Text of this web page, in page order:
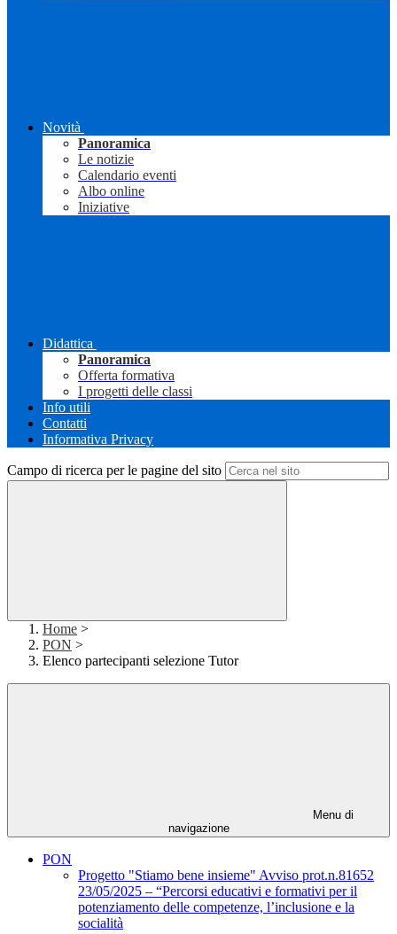
Novità
Panoramica
Le notizie
Calendario eventi
Albo online
Iniziative
Didattica
Panoramica
Offerta formativa
I progetti delle classi
Info utili
Contatti
Informativa Privacy
Campo di ricerca per le pagine del sito
Home >
PON >
Elenco partecipanti selezione Tutor
Menu di
navigazione
PON
Progetto "Stiamo bene insieme" Avviso prot.n.81652
23/05/2025 – “Percorsi educativi e formativi per il
potenziamento delle competenze, l’inclusione e la
socialità